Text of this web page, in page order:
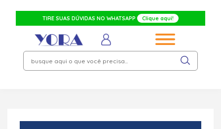
TIRE SUAS DÚVIDAS NO WHATSAPP Clique aqui!